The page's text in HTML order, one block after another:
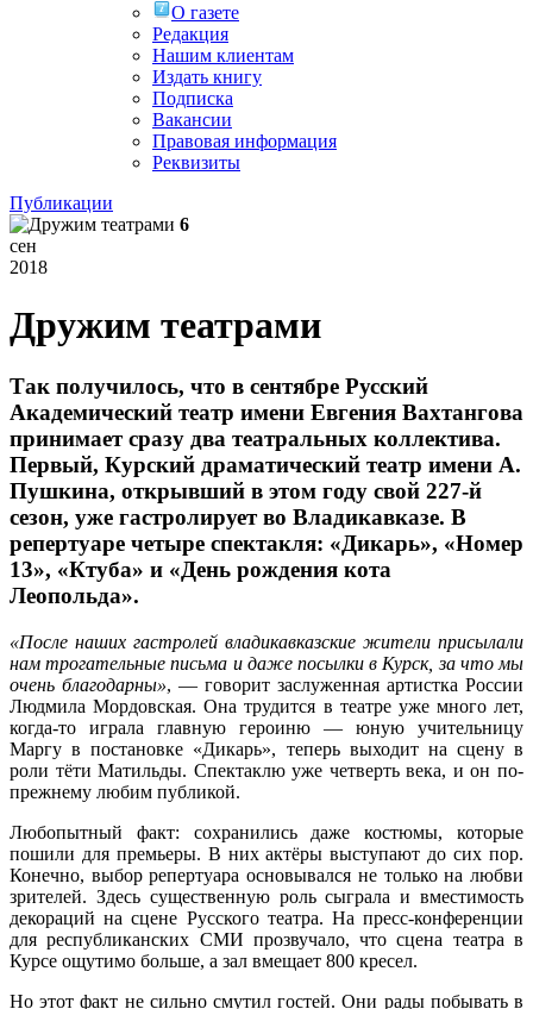
О газете
Редакция
Нашим клиентам
Издать книгу
Подписка
Вакансии
Правовая информация
Реквизиты
Публикации
6
сен
2018
Дружим театрами
Так получилось, что в сентябре Русский
Академический театр имени Евгения Вахтангова
принимает сразу два театральных коллектива.
Первый, Курский драматический театр имени А.
Пушкина, открывший в этом году свой 227-й
сезон, уже гастролирует во Владикавказе. В
репертуаре четыре спектакля: «Дикарь», «Номер
13», «Ктуба» и «День рождения кота
Леопольда».
«После наших гастролей владикавказские жители присылали
нам трогательные письма и даже посылки в Курск, за что мы
очень благодарны», — говорит заслуженная артистка России
Людмила Мордовская. Она трудится в театре уже много лет,
когда-то играла главную героиню — юную учительницу
Маргу в постановке «Дикарь», теперь выходит на сцену в
роли тёти Матильды. Спектаклю уже четверть века, и он по-
прежнему любим публикой.
Любопытный факт: сохранились даже костюмы, которые
пошили для премьеры. В них актёры выступают до сих пор.
Конечно, выбор репертуара основывался не только на любви
зрителей. Здесь существенную роль сыграла и вместимость
декораций на сцене Русского театра. На пресс-конференции
для республиканских СМИ прозвучало, что сцена театра в
Курсе ощутимо больше, а зал вмещает 800 кресел.
Но этот факт не сильно смутил гостей. Они рады побывать в